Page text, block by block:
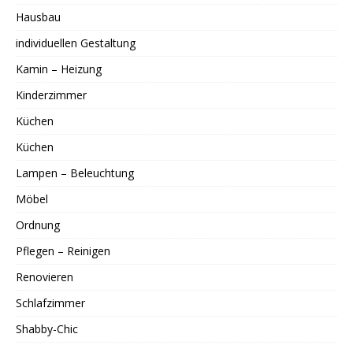
Hausbau
individuellen Gestaltung
Kamin – Heizung
Kinderzimmer
Küchen
Küchen
Lampen – Beleuchtung
Möbel
Ordnung
Pflegen – Reinigen
Renovieren
Schlafzimmer
Shabby-Chic